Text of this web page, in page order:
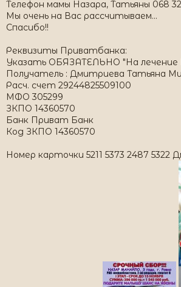
Телефон мамы Назара, Татьяны 068
Мы очень на Вас рассчитываем...
Спасибо!!
Реквизиты Приватбанка:
Указать ОБЯЗАТЕЛЬНО "На лечение
Получатель : Дмитриева Татьяна
Расч. счет 29244825509100
МФО 305299
ЗКПО 14360570
Банк Приват Банк
Код ЗКПО 14360570
Номер карточки 5211 5373 2487 5322